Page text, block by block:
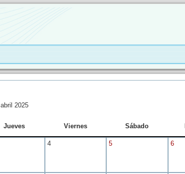
abril 2025
Jueves Viernes Sábado
4 5 6